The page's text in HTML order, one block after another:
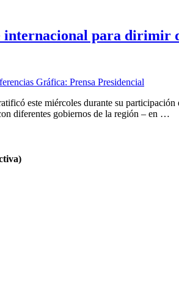
para dirimir
este miércoles durante su
diferentes gobiernos de la región – en …